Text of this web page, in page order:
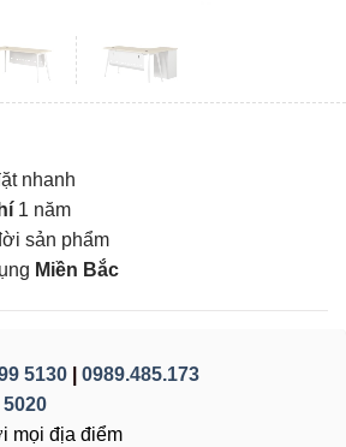
nhanh
1 năm
sản phẩm
Miền Bắc
5130
0989.485.173
5020
mọi địa điểm